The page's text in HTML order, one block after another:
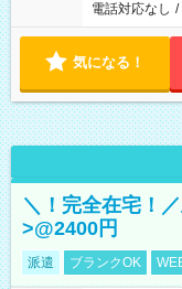
電話対応なし /
気になる！
＼！完全在宅！
>@2400円
派遣 ブランクOK